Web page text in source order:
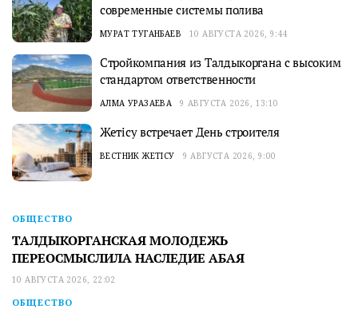
современные системы полива
МУРАТ ТУГАНБАЕВ 10 АВГУСТА 2026, 9:44
Стройкомпания из Талдыкоргана с высоким
стандартом ответственности
АЛМА УРАЗАЕВА 9 АВГУСТА 2026, 13:10
Жетісу встречает День строителя
ВЕСТНИК ЖЕТІСУ 9 АВГУСТА 2026, 9:00
ОБЩЕСТВО
ТАЛДЫКОРГАНСКАЯ МОЛОДЕЖЬ
ПЕРЕОСМЫСЛИЛА НАСЛЕДИЕ АБАЯ
10 АВГУСТА 2026, 22:02
ОБЩЕСТВО